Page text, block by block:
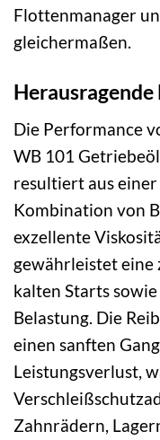
Flottenmanager
gleichermaßen.
Die Performance
WB 101
resultiert aus
Kombination von
exzellente
gewährleistet eine
kalten Starts
Belastung. Die
einen sanften
Leistungsverlust,
Zahnrädern,